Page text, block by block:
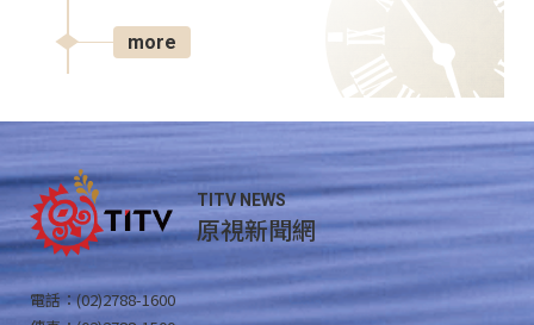
more
TITV NEWS
原視新聞網
電話：(02)2788-1600